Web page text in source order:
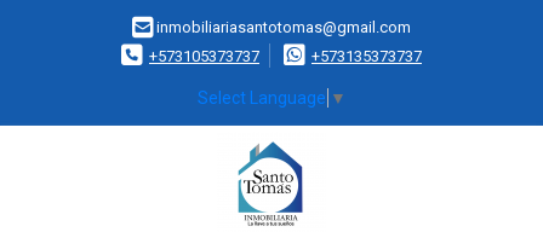
inmobiliariasantotomas@gmail.com
+573105373737
+573135373737
Select Language ▼